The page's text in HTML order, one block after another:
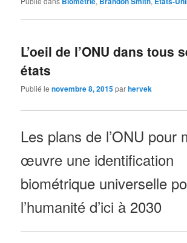
L’oeil de l’ONU dans tous
états
Publié lenovembre 8, 2015parhervek
Les plans de l’ONU pour
œuvre une identification
biométrique universelle
l’humanité d’ici à 2030